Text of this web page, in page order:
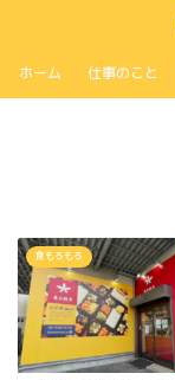
ホーム 仕事のこと
食もろもろ